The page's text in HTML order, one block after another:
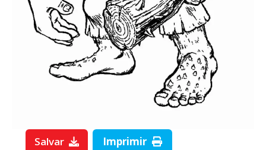
Salvar Imprimir